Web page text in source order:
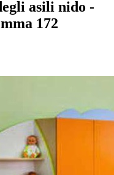
asili nido -
172